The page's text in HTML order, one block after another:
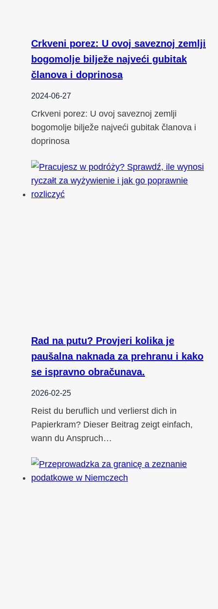
Crkveni porez: U ovoj saveznoj zemlji
bogomolje bilježe najveći gubitak
članova i doprinosa
2024-06-27
Crkveni porez: U ovoj saveznoj zemlji
bogomolje bilježe najveći gubitak članova i
doprinosa
Rad na putu? Provjeri kolika je
paušalna naknada za prehranu i kako
se ispravno obračunava.
2026-02-25
Reist du beruflich und verlierst dich in
Papierkram? Dieser Beitrag zeigt einfach,
wann du Anspruch…